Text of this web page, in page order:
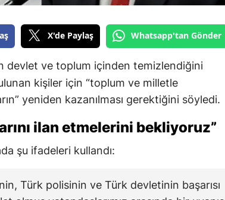
X'de Paylaş Whatsapp'tan Gönder
devlet ve toplum içinden temizlendiğini
kişiler için “toplum ve milletle
yeniden kazanılması gerektiğini söyledi.
ilan etmelerini bekliyoruz”
şu ifadeleri kullandı:
Türk polisinin ve Türk devletinin başarısı